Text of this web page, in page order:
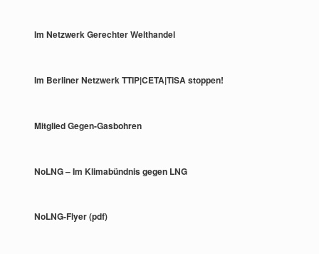
Im Netzwerk Gerechter Welthandel
Im Berliner Netzwerk TTIP|CETA|TiSA stoppen!
Mitglied Gegen-Gasbohren
NoLNG – Im Klimabündnis gegen LNG
NoLNG-Flyer (pdf)